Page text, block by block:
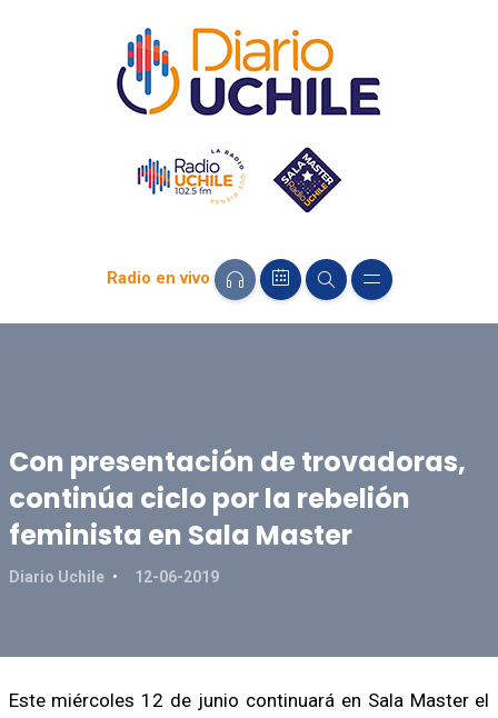
Radio en vivo
Con presentación de trovadoras,
continúa ciclo por la rebelión
feminista en Sala Master
Diario Uchile 12-06-2019
Este miércoles 12 de junio continuará en Sala Master el